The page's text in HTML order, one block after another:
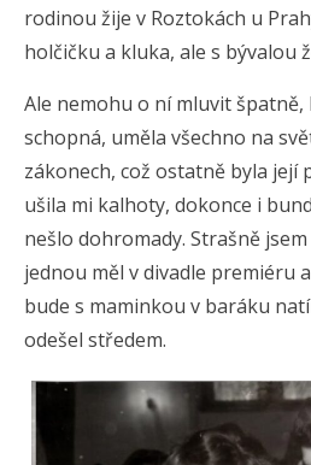
rodinou žije v Roztokách u
holčičku a kluka, ale s bývalou
Ale nemohu o ní mluvit špatně,
schopná, uměla všechno na
zákonech, což ostatně byla její
ušila mi kalhoty, dokonce i
nešlo dohromady. Strašně
jednou měl v divadle premiéru
bude s maminkou v baráku
odešel středem.